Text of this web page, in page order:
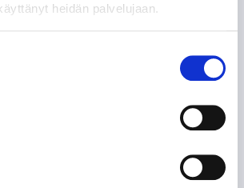
heidän palvelujaan.